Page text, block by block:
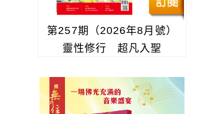
第257期（2026年8月號）
靈性修行 超凡入聖